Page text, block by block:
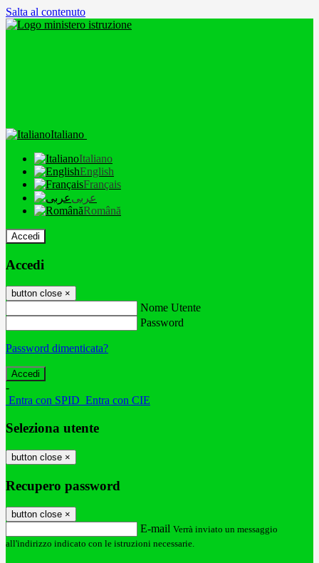
Salta al contenuto
Italiano
Italiano
English
Français
عربى
Română
Accedi
Accedi
button close ×
Nome Utente
Password
Password dimenticata?
-
Entra con SPID Entra con CIE
Seleziona utente
button close ×
Recupero password
button close ×
E-mail Verrà inviato un messaggio
all'indirizzo indicato con le istruzioni necessarie.